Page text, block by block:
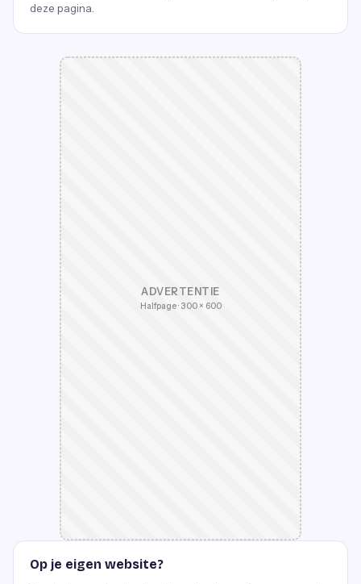
deze pagina.
ADVERTENTIE
Halfpage · 300 × 600
Op je eigen website?